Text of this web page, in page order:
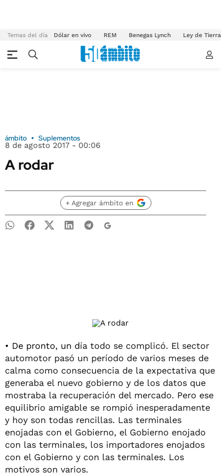
Temas del día Dólar en vivo REM Benegas Lynch Ley de
ámbito Suplementos
8 de agosto 2017 - 00:06
A rodar
+ Agregar ámbito en
• De pronto, un día todo se complicó. El sector
automotor pasó un período de varios meses de
calma como consecuencia de la expectativa que
generaba el nuevo gobierno y de los datos que
mostraba la recuperación del mercado. Pero ese
equilibrio amigable se rompió inesperadamente
y hoy son todas rencillas. Las terminales
enojadas con el Gobierno, el Gobierno enojado
con las terminales, los importadores enojados
con el Gobierno y con las terminales. Los
motivos son varios.